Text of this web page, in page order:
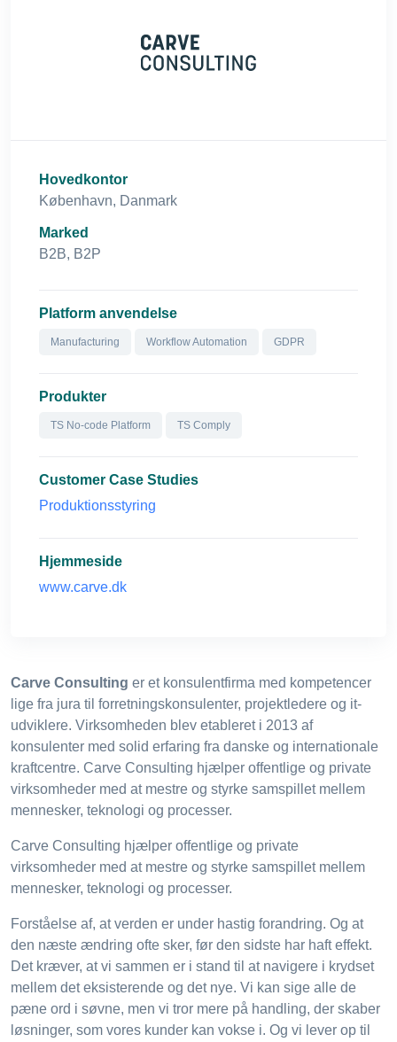
Hovedkontor
København, Danmark
Marked
B2B, B2P
Platform anvendelse
Manufacturing Workflow Automation GDPR
Produkter
TS No-code Platform TS Comply
Customer Case Studies
Produktionsstyring
Hjemmeside
www.carve.dk
Carve Consulting er et konsulentfirma med kompetencer
lige fra jura til forretningskonsulenter, projektledere og it-
udviklere. Virksomheden blev etableret i 2013 af
konsulenter med solid erfaring fra danske og internationale
kraftcentre. Carve Consulting hjælper offentlige og private
virksomheder med at mestre og styrke samspillet mellem
mennesker, teknologi og processer.
Carve Consulting hjælper offentlige og private
virksomheder med at mestre og styrke samspillet mellem
mennesker, teknologi og processer.
Forståelse af, at verden er under hastig forandring. Og at
den næste ændring ofte sker, før den sidste har haft effekt.
Det kræver, at vi sammen er i stand til at navigere i krydset
mellem det eksisterende og det nye. Vi kan sige alle de
pæne ord i søvne, men vi tror mere på handling, der skaber
løsninger, som vores kunder kan vokse i. Og vi lever op til